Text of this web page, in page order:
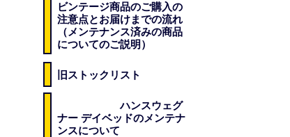
ビンテージ商品のご購入の
注意点とお届けまでの流れ
（メンテナンス済みの商品
についてのご説明）
旧ストックリスト
ハンスウェグ
ナー デイベッドのメンテナ
ンスについて